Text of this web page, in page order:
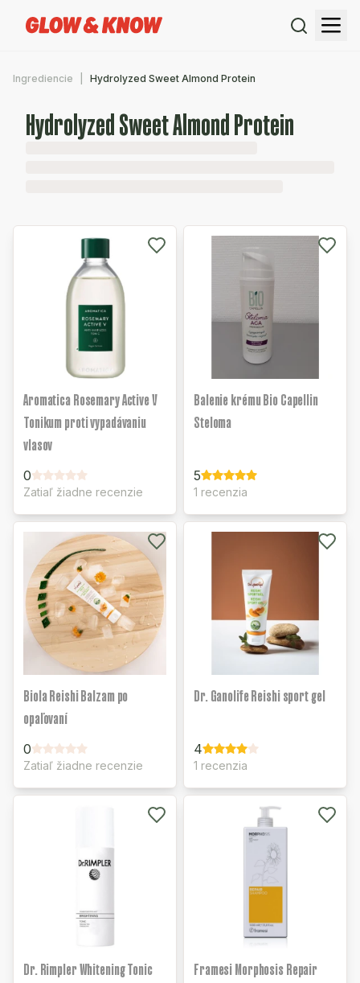
Ingrediencie Hydrolyzed Sweet Almond Protein
Hydrolyzed Sweet Almond Protein
Aromatica Rosemary Active V
Tonikum proti vypadávaniu
vlasov
0
Zatiaľ žiadne recenzie
Balenie krému Bio Capellin
Steloma
5
1 recenzia
Biola Reishi Balzam po
opaľovaní
0
Zatiaľ žiadne recenzie
Dr. Ganolife Reishi sport gel
4
1 recenzia
Dr. Rimpler Whitening Tonic
Framesi Morphosis Repair